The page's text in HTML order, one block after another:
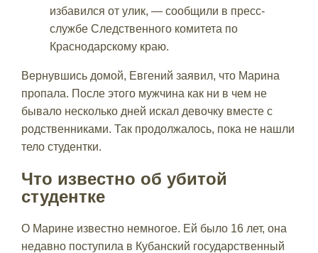
избавился от улик, — сообщили в пресс-
службе Следственного комитета по
Краснодарскому краю.
Вернувшись домой, Евгений заявил, что Марина
пропала. После этого мужчина как ни в чем не
бывало несколько дней искал девочку вместе с
родственниками. Так продолжалось, пока не нашли
тело студентки.
Что известно об убитой
студентке
О Марине известно немногое. Ей было 16 лет, она
недавно поступила в Кубанский государственный